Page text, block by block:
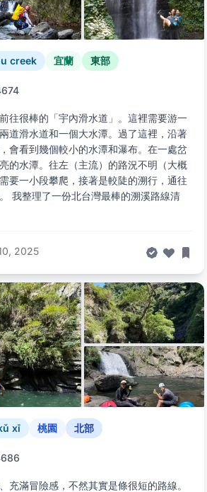
creek 宜蘭 東部
往很棒的「宇內滑水道」。這裡需要游一
道滑水道和一個大水潭。過了這裡，沿著
會看到幾個較小的水潭和瀑布。在一處岔
的水潭。往左（主流）的路況不明（大概
要一小段攀爬，接著是較陡的溯行，通往
我整理了一份北台灣最棒的溯溪路線清
2025
xī 桃園 北部
充滿冒險感，不然其實是條很短的路線。